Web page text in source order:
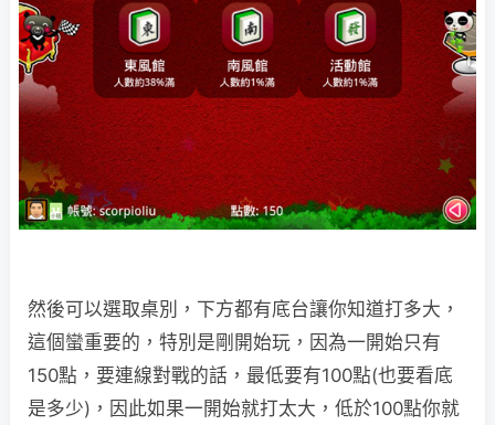
然後可以選取桌別，下方都有底台讓你知道打多大，
這個蠻重要的，特別是剛開始玩，因為一開始只有
150點，要連線對戰的話，最低要有100點(也要看底
是多少)，因此如果一開始就打太大，低於100點你就